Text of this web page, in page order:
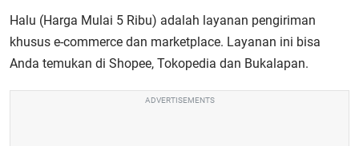
Halu (Harga Mulai 5 Ribu) adalah layanan pengiriman
khusus e-commerce dan marketplace. Layanan ini bisa
Anda temukan di Shopee, Tokopedia dan Bukalapan.
ADVERTISEMENTS